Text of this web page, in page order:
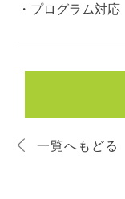
・プログラム対応
一覧へもどる